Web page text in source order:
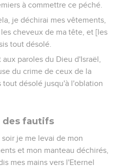
à commettre ce péché.
je déchirai mes vêtements,
cheveux de ma tête, et [les
tout désolé.
paroles du Dieu d'Israël,
du crime de ceux de la
tout désolé jusqu'à l'oblation
des fautifs
je me levai de mon
et mon manteau déchirés,
mes mains vers l'Eternel